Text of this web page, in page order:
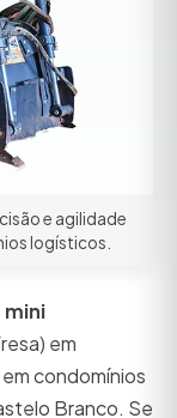
e agilidade
logísticos.
mini
em
condomínios
Branco. Se